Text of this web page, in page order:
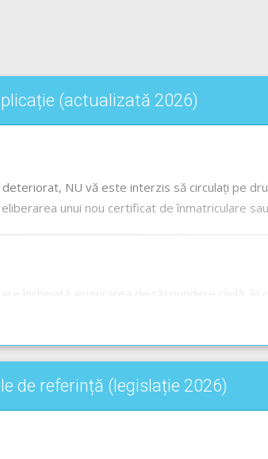
(actualizată 2026)
NU vă este interzis să circulați pe
unui nou certificat de înmatriculare
drumuri, deci se poate circula pe drumurile
de referință (legislație 2026)